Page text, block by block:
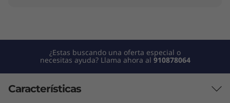
¿Estas buscando una oferta especial o
necesitas ayuda? Llama ahora al 910878064
Características